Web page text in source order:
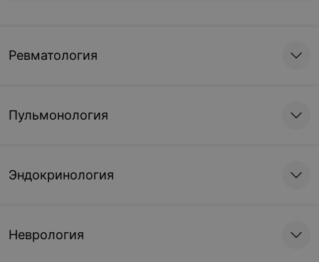
Ревматология
Пульмонология
Эндокринология
Неврология